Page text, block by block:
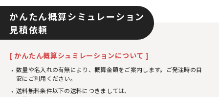
かんたん概算シミュレーション
見積依頼
[ かんたん概算シュミレーションについて ]
数量や名入れの有無により、概算金額をご案内します。ご発注時の目
安にご利用ください。
送料無料条件以下の送料につきましては、